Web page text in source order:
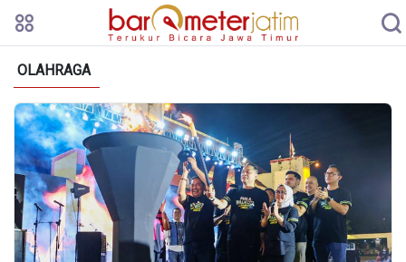
OLAHRAGA